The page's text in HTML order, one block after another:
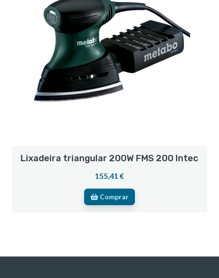
Lixadeira triangular 200W FMS 200 Intec
155,41 €
Comprar